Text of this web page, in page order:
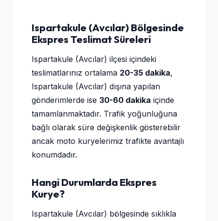
Ispartakule (Avcılar) Bölgesinde
Ekspres Teslimat Süreleri
Ispartakule (Avcılar) ilçesi içindeki
teslimatlarınız ortalama 20-35 dakika,
Ispartakule (Avcılar) dışına yapılan
gönderimlerde ise 30-60 dakika içinde
tamamlanmaktadır. Trafik yoğunluğuna
bağlı olarak süre değişkenlik gösterebilir
ancak moto kuryelerimiz trafikte avantajlı
konumdadır.
Hangi Durumlarda Ekspres
Kurye?
Ispartakule (Avcılar) bölgesinde sıklıkla